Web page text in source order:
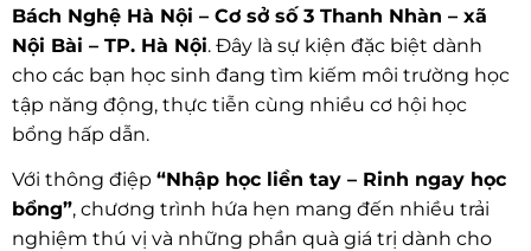
Bách Nghệ Hà Nội – Cơ sở số 3 Thanh Nhàn – xã
Nội Bài – TP. Hà Nội. Đây là sự kiện đặc biệt dành
cho các bạn học sinh đang tìm kiếm môi trường học
tập năng động, thực tiễn cùng nhiều cơ hội học
bổng hấp dẫn.
Với thông điệp “Nhập học liền tay – Rinh ngay học
bổng”, chương trình hứa hẹn mang đến nhiều trải
nghiệm thú vị và những phần quà giá trị dành cho